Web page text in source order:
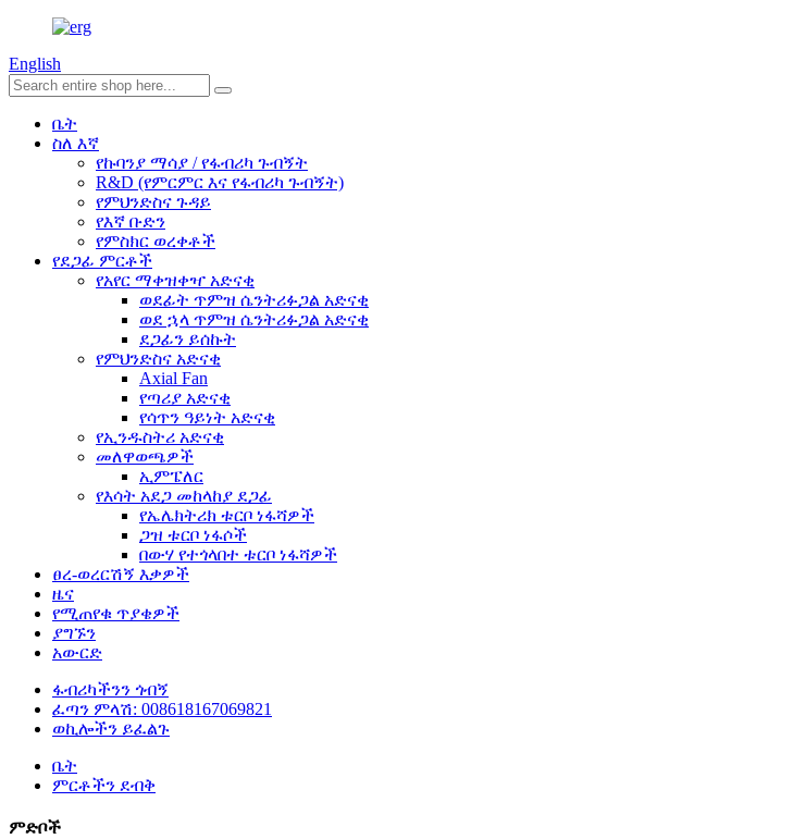
English
ቤት
ስለ እኛ
የኩባንያ ማሳያ / የፋብሪካ ጉብኝት
R&D (የምርምር እና የፋብሪካ ጉብኝት)
የምህንድስና ጉዳይ
የእኛ ቡድን
የምስክር ወረቀቶች
የደጋፊ ምርቶች
የአየር ማቀዝቀዣ አድናቂ
ወደፊት ጥምዝ ሴንትሪፉጋል አድናቂ
ወደ ኋላ ጥምዝ ሴንትሪፉጋል አድናቂ
ደጋፊን ይሰኩት
የምህንድስና አድናቂ
Axial Fan
የጣሪያ አድናቂ
የሳጥን ዓይነት አድናቂ
የኢንዱስትሪ አድናቂ
መለዋወጫዎች
ኢምፔለር
የእሳት አደጋ መከላከያ ደጋፊ
የኤሌክትሪክ ቱርቦ ነፋሻዎች
ጋዝ ቱርቦ ነፋሶች
በውሃ የተጎላበተ ቱርቦ ነፋሻዎች
ፀረ-ወረርሽኝ እቃዎች
ዜና
የሚጠየቁ ጥያቄዎች
ያግኙን
አውርድ
ፋብሪካችንን ጎብኝ
ፈጣን ምላሽ: 008618167069821
ወኪሎችን ይፈልጉ
ቤት
ምርቶችን ደብቅ
ምድቦች